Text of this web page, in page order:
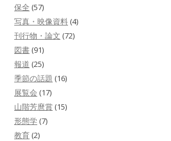
保全 (57)
写真・映像資料 (4)
刊行物・論文 (72)
図書 (91)
報道 (25)
季節の話題 (16)
展覧会 (17)
山階芳麿賞 (15)
形態学 (7)
教育 (2)